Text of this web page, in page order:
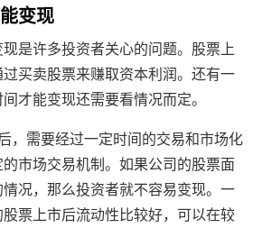
变现
是许多投资者关心的问题。股票上
买卖股票来赚取资本利润。还有一
才能变现还需要看情况而定。
，需要经过一定时间的交易和市场化
市场交易机制。如果公司的股票面
况，那么投资者就不容易变现。一
票上市后流动性比较好，可以在较